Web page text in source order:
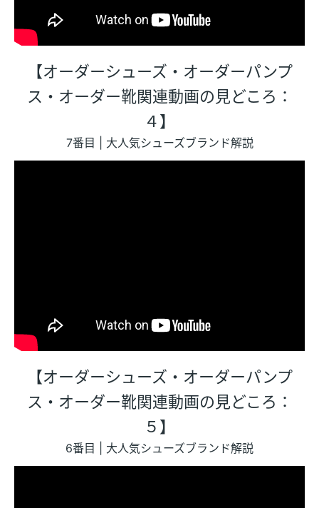
【オーダーシューズ・オーダーパンプ
ス・オーダー靴関連動画の見どころ：
４】
7番目 | 大人気シューズブランド解説
【オーダーシューズ・オーダーパンプ
ス・オーダー靴関連動画の見どころ：
５】
6番目 | 大人気シューズブランド解説